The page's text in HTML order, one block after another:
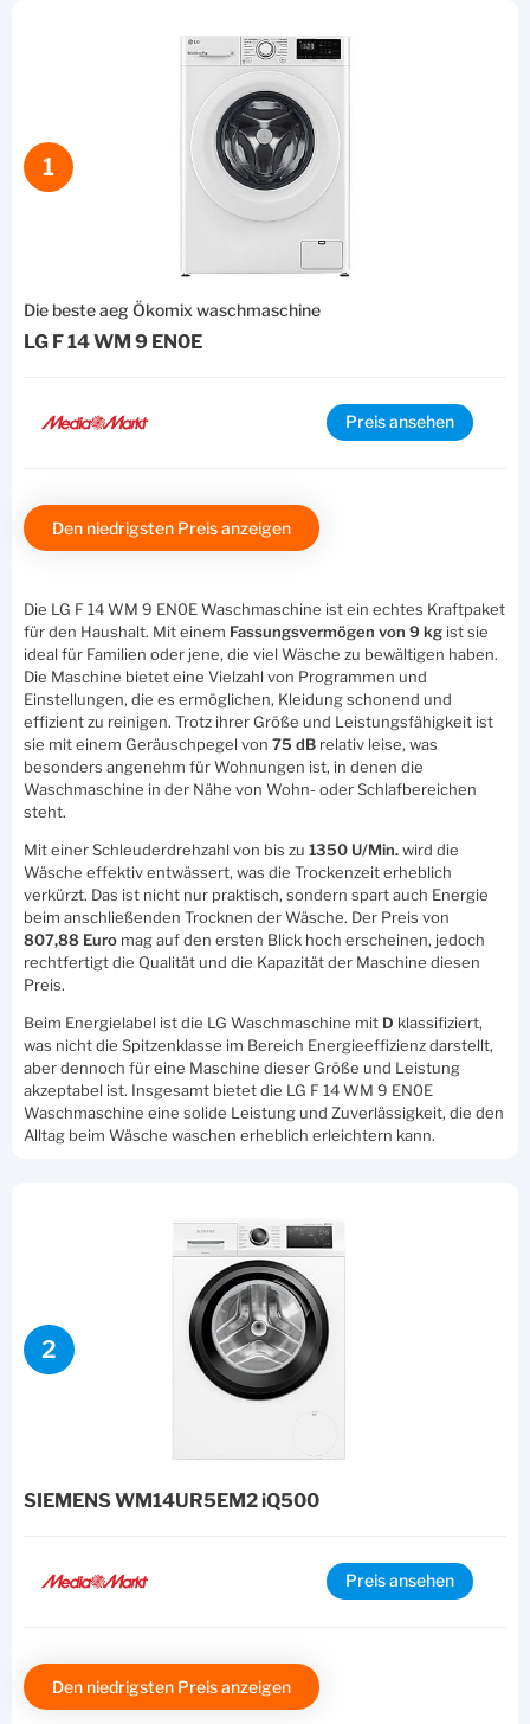
1
Die beste aeg Ökomix waschmaschine
LG F 14 WM 9 EN0E
Preis ansehen
Den niedrigsten Preis anzeigen
Die LG F 14 WM 9 EN0E Waschmaschine ist ein echtes Kraftpaket
für den Haushalt. Mit einem Fassungsvermögen von 9 kg ist sie
ideal für Familien oder jene, die viel Wäsche zu bewältigen haben.
Die Maschine bietet eine Vielzahl von Programmen und
Einstellungen, die es ermöglichen, Kleidung schonend und
effizient zu reinigen. Trotz ihrer Größe und Leistungsfähigkeit ist
sie mit einem Geräuschpegel von 75 dB relativ leise, was
besonders angenehm für Wohnungen ist, in denen die
Waschmaschine in der Nähe von Wohn- oder Schlafbereichen
steht.
Mit einer Schleuderdrehzahl von bis zu 1350 U/Min.wird die
Wäsche effektiv entwässert, was die Trockenzeit erheblich
verkürzt. Das ist nicht nur praktisch, sondern spart auch Energie
beim anschließenden Trocknen der Wäsche. Der Preis von
807,88 Euro mag auf den ersten Blick hoch erscheinen, jedoch
rechtfertigt die Qualität und die Kapazität der Maschine diesen
Preis.
Beim Energielabel ist die LG Waschmaschine mit D klassifiziert,
was nicht die Spitzenklasse im Bereich Energieeffizienz darstellt,
aber dennoch für eine Maschine dieser Größe und Leistung
akzeptabel ist. Insgesamt bietet die LG F 14 WM 9 EN0E
Waschmaschine eine solide Leistung und Zuverlässigkeit, die den
Alltag beim Wäsche waschen erheblich erleichtern kann.
2
SIEMENS WM14UR5EM2 iQ500
Preis ansehen
Den niedrigsten Preis anzeigen